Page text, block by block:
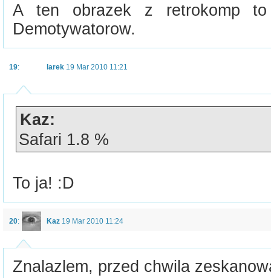
A ten obrazek z retrokomp
Demotywatorow.
19: larek 19 Mar 2010 11:21
Kaz:
Safari 1.8 %
To ja! :D
20: Kaz 19 Mar 2010 11:24
Znalazlem, przed chwila